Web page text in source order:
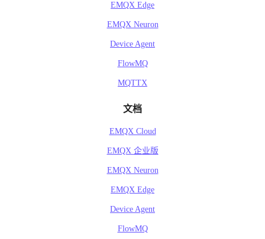
EMQX Edge
EMQX Neuron
Device Agent
FlowMQ
MQTTX
文档
EMQX Cloud
EMQX 企业版
EMQX Neuron
EMQX Edge
Device Agent
FlowMQ